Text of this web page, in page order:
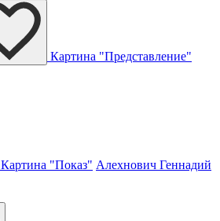
Картина "Представление"
Картина "Показ" Алехнович Геннадий